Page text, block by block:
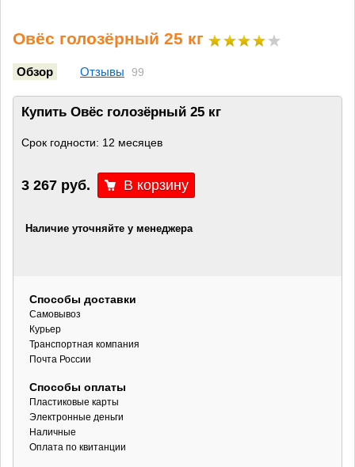
Овёс голозёрный 25 кг
Обзор Отзывы 99
Купить Овёс голозёрный 25 кг
Срок годности: 12 месяцев
3 267 руб.
Наличие уточняйте у менеджера
Способы доставки
Самовывоз
Курьер
Транспортная компания
Почта России
Способы оплаты
Пластиковые карты
Электронные деньги
Наличные
Оплата по квитанции